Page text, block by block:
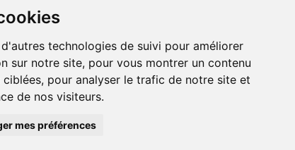
technologies de suivi pour améliorer
sur notre site, pour vous montrer un contenu
pour analyser le trafic de notre site et
de nos visiteurs.
mes préférences
ligne.
en ligne
* sans minimum d'achat , hors
médicaments et produits en offre,
utilisez le code au moment de la
validation du panier afin que la remise
soit prise en compte.